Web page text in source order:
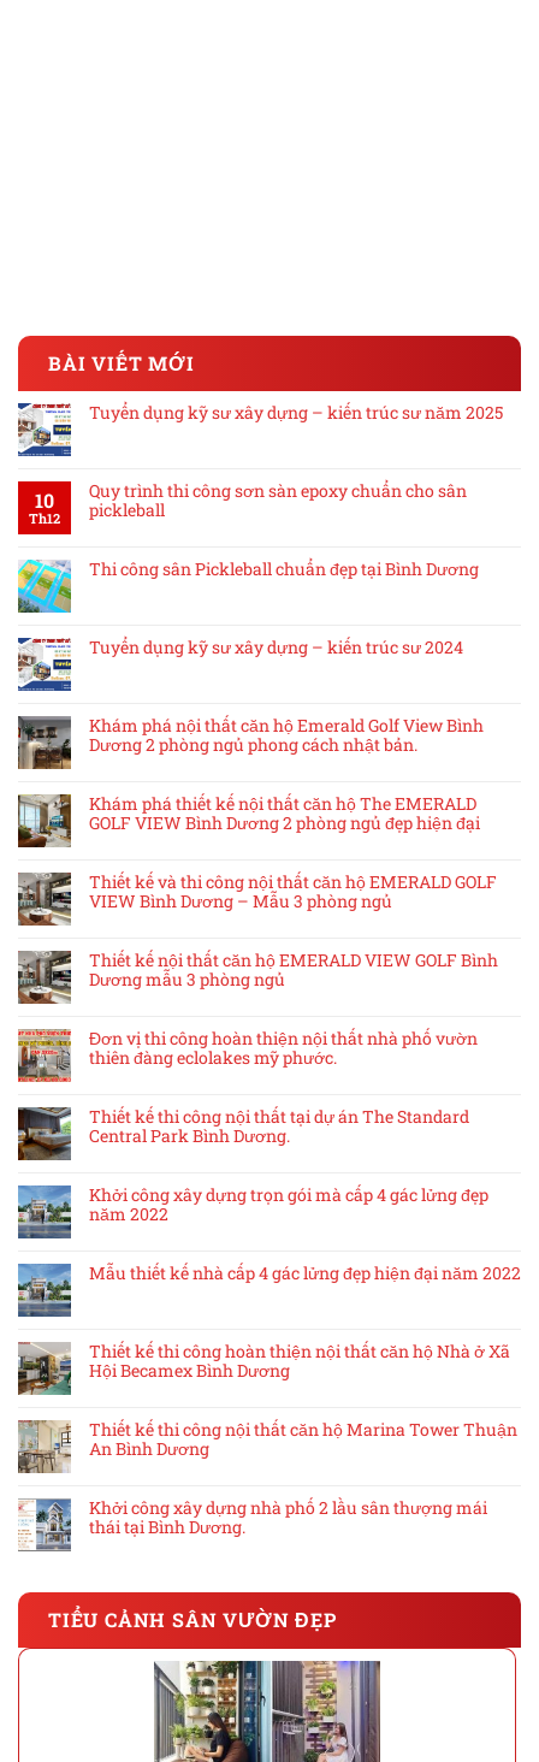
BÀI VIẾT MỚI
Tuyển dụng kỹ sư xây dựng – kiến trúc sư năm 2025
10
Th12
Quy trình thi công sơn sàn epoxy chuẩn cho sân
pickleball
Thi công sân Pickleball chuẩn đẹp tại Bình Dương
Tuyển dụng kỹ sư xây dựng – kiến trúc sư 2024
Khám phá nội thất căn hộ Emerald Golf View Bình
Dương 2 phòng ngủ phong cách nhật bản.
Khám phá thiết kế nội thất căn hộ The EMERALD
GOLF VIEW Bình Dương 2 phòng ngủ đẹp hiện đại
Thiết kế và thi công nội thất căn hộ EMERALD GOLF
VIEW Bình Dương – Mẫu 3 phòng ngủ
Thiết kế nội thất căn hộ EMERALD VIEW GOLF Bình
Dương mẫu 3 phòng ngủ
Đơn vị thi công hoàn thiện nội thất nhà phố vườn
thiên đàng eclolakes mỹ phước.
Thiết kế thi công nội thất tại dự án The Standard
Central Park Bình Dương.
Khởi công xây dựng trọn gói mà cấp 4 gác lửng đẹp
năm 2022
Mẫu thiết kế nhà cấp 4 gác lửng đẹp hiện đại năm 2022
Thiết kế thi công hoàn thiện nội thất căn hộ Nhà ở Xã
Hội Becamex Bình Dương
Thiết kế thi công nội thất căn hộ Marina Tower Thuận
An Bình Dương
Khởi công xây dựng nhà phố 2 lầu sân thượng mái
thái tại Bình Dương.
TIỂU CẢNH SÂN VƯỜN ĐẸP